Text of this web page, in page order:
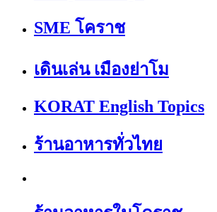
SME โคราช
เดินเล่น เมืองย่าโม
KORAT English Topics
ร้านอาหารทั่วไทย